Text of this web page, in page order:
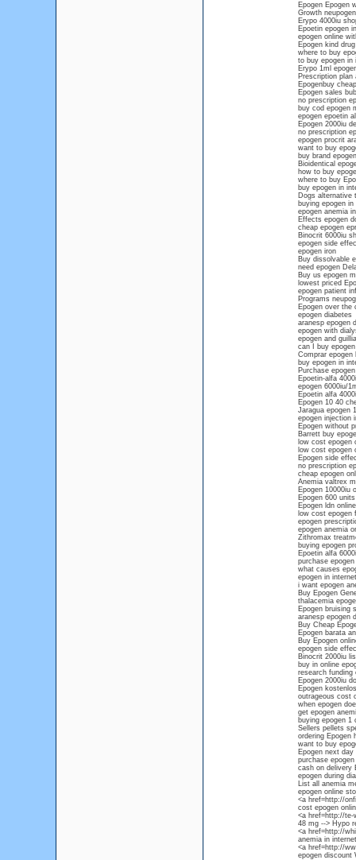
Epogen Epogen
Growth
Erypo 4000iu
Epoetin epogen
epogen online
Epogen kind
where to buy
to buy epogen in
Erypo 1ml
Prescription plan
Epogenbuy
Epogen sales
no prescription
buy cod epogen
epogen epoetin
Epogen 2000iu
no prescription
epogen procrit
want to buy
buy brand
Bioidentical
how to buy
where to buy
buy epogen in
Dogs alternative
buying epogen
epogen anemia
Effects epogen
cheap epogen
Binocrit 6000iu
epogen side
epogen iron
Buy dissolvable
need epogen
Buy us epogen
lowest priced
epogen patient
Programs
Epogen over the
epogen diabetes
aranesp epogen
epogen with
epogen and
can I buy
Comprar epogen
buy epogen in
Purchase
Epoetin-alfa
epogen 6000iu/
Epoetin alfa
Epogen 10 40
Jaragua epogen
epogen injection
Epogen without
Barrett buy
low cost epogen
low cost epogen
Epogen side
no prescription
cheap epogen
Anemia valtrex
Epogen 10000iu
Epogen 600
Epogen ldn online
low cost epogen
epogen
epogen anemia
Zithromax
buying epogen
Epoetin alfa
purchase
what causes
epogen in
i want epogen
Buy Epogen
thalacemia
Epogen bruising
aranesp epogen
Buy Cheap
Epogen barata
Buy Epogen
epogen side
Binocrit 2000iu
buy in online
research funding
Epogen 2000iu
Epogen
outrageous cost
when epogen
get epogen
buying epogen 1
Sellers pellets
ordering Epogen
want to buy
Epogen next day
purchase
cash on delivery
epogen during
List all anemia
epogen online
<a href=http://
cost epogen
<a href=http://te-
48 mg --> Hypo
<a href=http://
anemia in
<a href=http://
epogen discount